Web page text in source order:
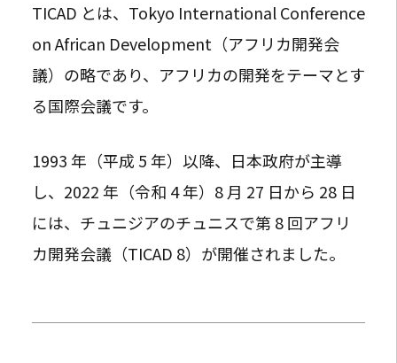
TICAD とは、Tokyo International Conference
on African Development（アフリカ開発会
議）の略であり、アフリカの開発をテーマとす
る国際会議です。
1993 年（平成 5 年）以降、日本政府が主導
し、2022 年（令和 4 年）8 月 27 日から 28 日
には、チュニジアのチュニスで第 8 回アフリ
カ開発会議（TICAD 8）が開催されました。